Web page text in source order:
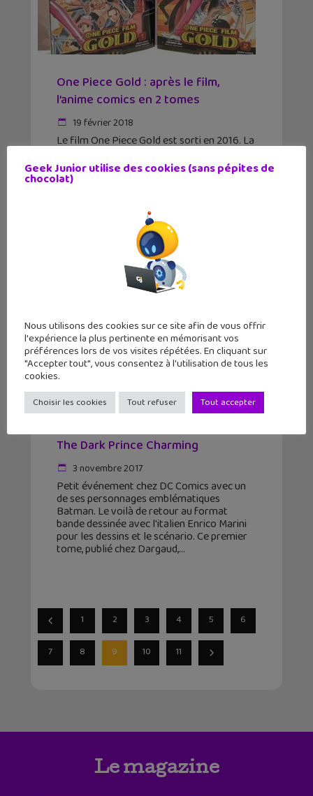
One Piece Gold : après le film,
l’anime comics en 2 tomes
19 février 2018
Le film One Piece Gold est sorti en 2016. La
le manga en deux tomes publiés aux
éditions Glénat. Déjà tranchons le débat :
The Dark Prince Charming
3 novembre 2017
Petit événement chez DC Comics avec un
de ses personnages emblématiques
Batman. Le voilà de retour au format
bande dessinée avec l'italien Enrico Marini
pour les dessins et le scénario. Ce premier
tome, publié chez Dargaud,
1 2 3 4 5 6
7 8 9 10 11
Le magazine
Geek Junior utilise des cookies (sans pépites de
chocolat)
Nous utilisons des cookies sur ce site afin de vous offrir
l'expérience la plus pertinente en mémorisant vos
préférences lors de vos visites répétées. En cliquant sur
"Accepter tout", vous consentez à l'utilisation de tous les
cookies.
Choisir les cookies Tout refuser Tout accepter